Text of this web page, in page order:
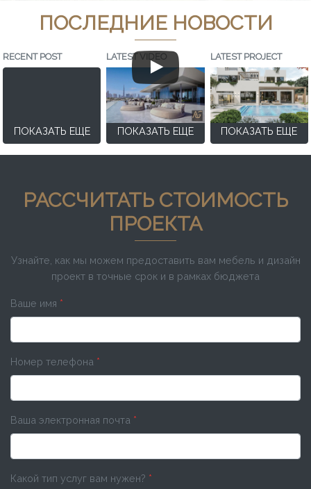
ПОСЛЕДНИЕ НОВОСТИ
RECENT POST
ПОКАЗАТЬ ЕЩЕ
LATEST VIDEO
ПОКАЗАТЬ ЕЩЕ
LATEST PROJECT
ПОКАЗАТЬ ЕЩЕ
РАССЧИТАТЬ СТОИМОСТЬ
ПРОЕКТА
Узнайте, как мы можем предоставить вам мебель и дизайн
проект в точные срок и в рамках бюджета
Ваше имя *
Номер телефона *
Ваша электронная почта *
Какой тип услуг вам нужен? *